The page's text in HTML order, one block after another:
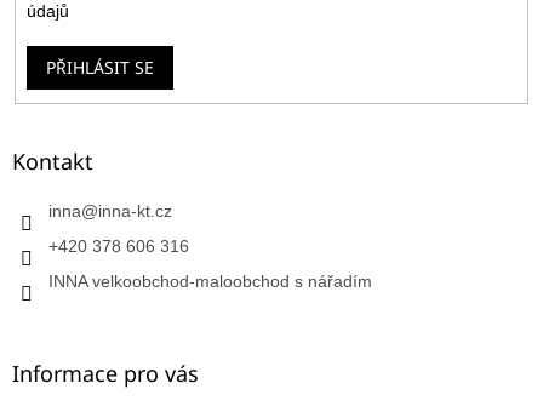
údajů
PŘIHLÁSIT SE
Kontakt
inna@inna-kt.cz
+420 378 606 316
INNA velkoobchod-maloobchod s nářadím
Informace pro vás